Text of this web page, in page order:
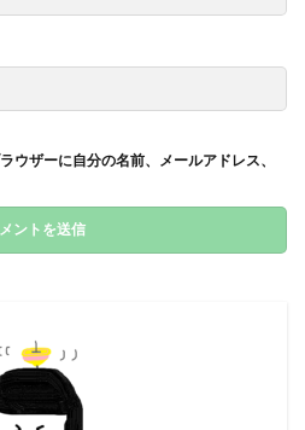
ウザーに自分の名前、メールアドレス、